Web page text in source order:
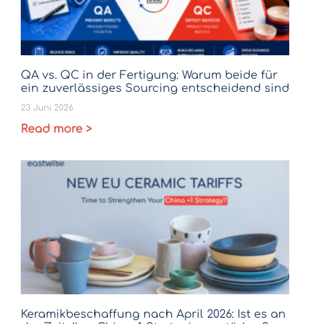
QA vs. QC in der Fertigung: Warum beide für
ein zuverlässiges Sourcing entscheidend sind
23 Juni 2026
Read more >
Keramikbeschaffung nach April 2026: Ist es an